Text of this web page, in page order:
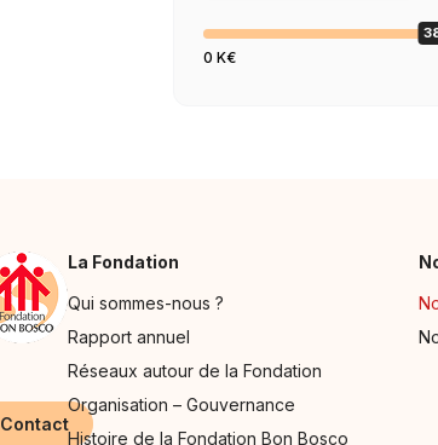
Bosco. Cette association
œuvre pour que de plus
0 K€
Contact
La Fondation
Qui sommes-nous ?
Rapport annuel
Réseaux autour de la Fondation
Organisation – Gouvernance
Histoire de la Fondation Bon Bosco